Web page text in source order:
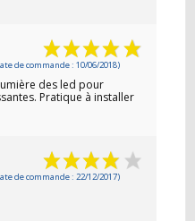
de commande : 10/06/2018)
des led pour
Pratique à installer
de commande : 22/12/2017)